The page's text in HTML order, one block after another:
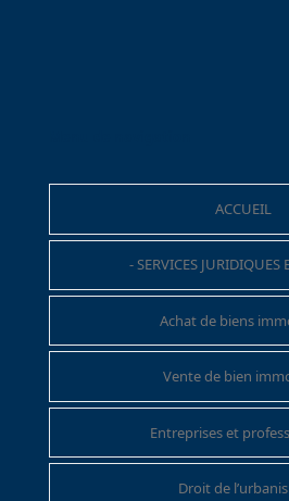
ACCUEIL
- SERVICES JURIDIQUES
Achat de biens
Vente de bien
Entreprises et
Droit de